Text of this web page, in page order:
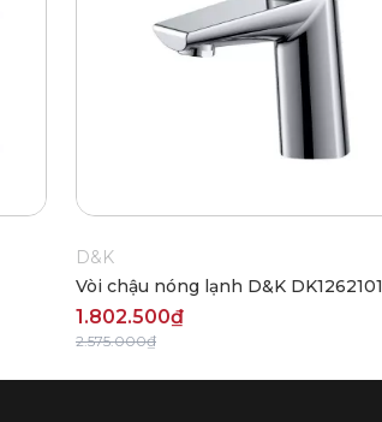
D&K
Vòi chậu nóng lạnh D&K DK1262101
1.802.500₫
2.575.000₫